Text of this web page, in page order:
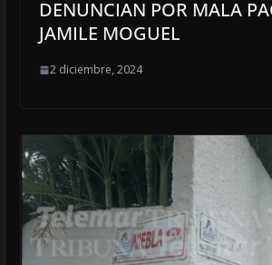
DENUNCIAN POR MALA
JAMILE MOGUEL
2 diciembre, 2024